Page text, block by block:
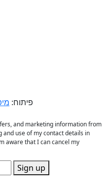
פיתוח:
and marketing information from
and use of my contact details in
aware that I can cancel my
Sign up